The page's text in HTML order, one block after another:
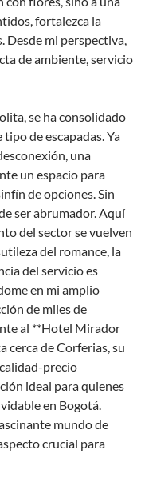
fortalezca la
Desde mi perspectiva,
de ambiente, servicio
se ha consolidado
de escapadas. Ya
una
un espacio para
de opciones. Sin
ser abrumador. Aquí
del sector se vuelven
del romance, la
del servicio es
en mi amplio
de miles de
al **Hotel Mirador
cerca de Corferias, su
precio
ideal para quienes
en Bogotá.
mundo de
crucial para